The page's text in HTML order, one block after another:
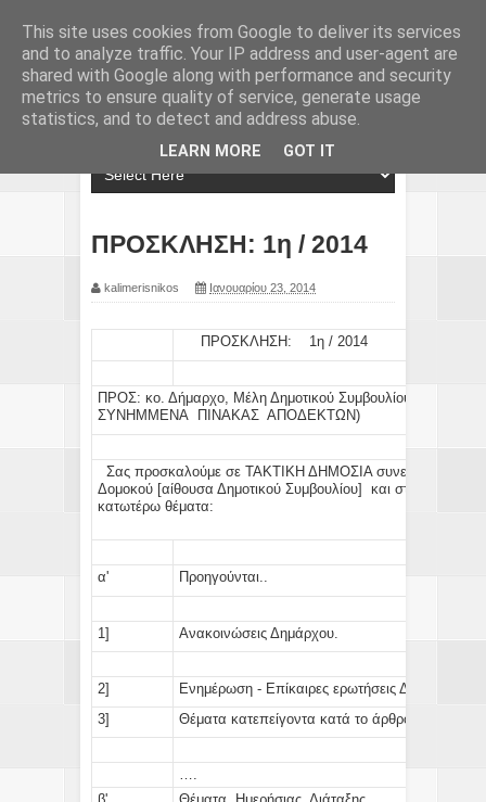
ΠΡΟΣΚΛΗΣΗ: 1η / 2014
kalimerisnikos Ιανουαρίου 23, 2014
ΠΡΟΣΚΛΗΣΗ: 1η / 2014
ΠΡΟΣ: κο. Δήμαρχο Μέλη Δημοτικού Συμβουλίου,
ΣΥΝΗΜΜΕΝΑ ΠΙΝΑΚΑΣ ΑΠΟΔΕΚΤΩΝ)
Σας προσκαλούμε σε ΤΑΚΤΙΚΗ ΔΗΜΟΣΙΑ συνεδρίαση την:
Δομοκού [αίθουσα Δημοτικού Συμβουλίου] και στο
κατωτέρω θέματα:
α' Προηγούνται..
1] Ανακοινώσεις Δημάρχου.
2]
Ενημέρωση - Επίκαιρες ερωτήσεις Δημοτικών
3]
Θέματα κατεπείγοντα κατά το άρθρο: 67 παρ.5
This site uses cookies from Google to deliver its services
and to analyze traffic. Your IP address and user-agent are
shared with Google along with performance and security
metrics to ensure quality of service, generate usage
statistics, and to detect and address abuse.
LEARN MORE GOT IT